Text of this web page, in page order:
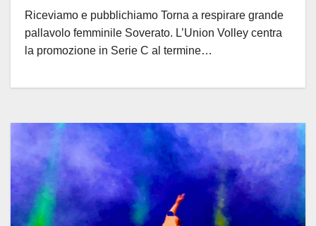
Riceviamo e pubblichiamo Torna a respirare grande
pallavolo femminile Soverato. L’Union Volley centra
la promozione in Serie C al termine…